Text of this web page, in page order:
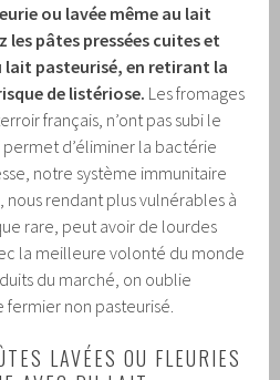
ou lavée même au lait
pâtes pressées cuites et
pasteurisé, en retirant la
de listériose. Les fromages
français, n’ont pas subi le
d’éliminer la bactérie
notre système immunitaire
rendant plus vulnérables à
rare, peut avoir de lourdes
la meilleure volonté du monde
du marché, on oublie
non pasteurisé.
LAVÉES OU FLEURIES